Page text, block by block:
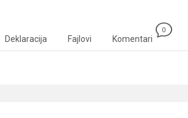
Deklaracija Fajlovi Komentari
0